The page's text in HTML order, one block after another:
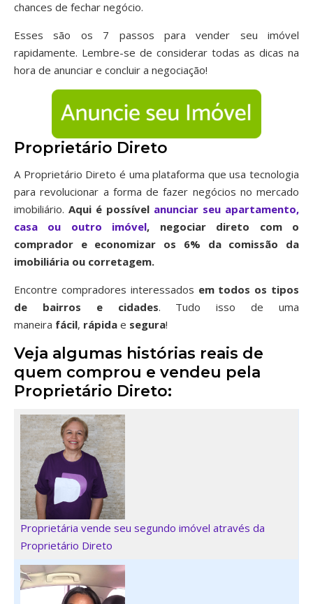
chances de fechar negócio.
Esses são os 7 passos para vender seu imóvel
rapidamente. Lembre-se de considerar todas as dicas na
hora de anunciar e concluir a negociação!
Proprietário Direto
A Proprietário Direto é uma plataforma que usa tecnologia
para revolucionar a forma de fazer negócios no mercado
imobiliário. Aqui é possível anunciar seu apartamento,
casa ou outro imóvel, negociar direto com o
comprador e economizar os 6% da comissão da
imobiliária ou corretagem.
Encontre compradores interessados em todos os tipos
de bairros
e cidades. Tudo isso de uma
maneira fácil, rápida e segura!
Veja algumas histórias reais de
quem comprou e vendeu pela
Proprietário Direto:
Proprietária vende seu segundo imóvel através da
Proprietário Direto